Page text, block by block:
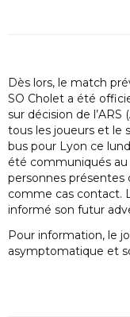
Dès lors, le match
SO Cholet a été
sur décision de
tous les joueurs et le
bus pour Lyon ce
été communiqués au
personnes présentes
comme cas contact.
informé son futur
Pour information, le
asymptomatique et